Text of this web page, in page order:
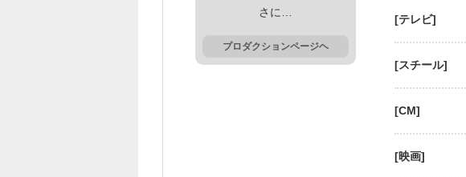
さに…
プロダクションページヘ
[テレビ]
[スチール]
[CM]
[映画]